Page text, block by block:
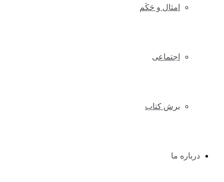
امثال و حَکَم
اجتماعی
برش کتاب
درباره ما